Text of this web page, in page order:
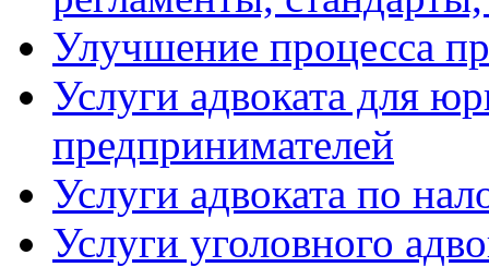
Улучшение процесса
Услуги адвоката для
предпринимателей
Услуги адвоката по
Услуги уголовного